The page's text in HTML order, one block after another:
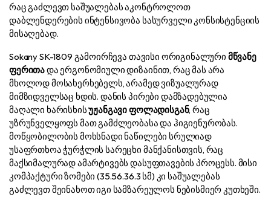
რაც გაძლევთ საშუალებას აკონტროლოთ
დაბლენდერების ინტენსივობა სასურველი კონსისტენციის
მისაღებად.
Sokany SK-1809 გამოირჩევა თავისი ორიგინალური მწვანე
ფერითადა ერგონომიული დიზაინით, რაც მას არა
მხოლოდ მოსახერხებელს, არამედ ვიზუალურად
მიმზიდველსაც ხდის. დანის პირები დამზადებულია
მაღალი ხარისხისუჟანგავი ფოლადისგან, რაც
უზრუნველყოფს მათ გამძლეობასა და ჰიგიენურობას.
მოწყობილობის მოხსნადი ნაწილები სრულიად
უსაფრთხოა ჭურჭლის სარეცხი მანქანისთვის, რაც
მაქსიმალურად ამარტივებს დასუფთავების პროცესს. მისი
კომპაქტური ზომები (35.56.36.3 სმ) კი საშუალებას
გაძლევთ შეინახოთ იგი სამზარეულოს ნებისმიერ კუთხეში.